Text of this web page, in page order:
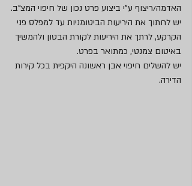
האדמה/ריצוף ע"י ביצוע פרט נכון של חיפוי המצ"ב.
יש לחתוך את היריעות הביטומניות עד למפלס פני
הקרקע, לרתך את היריעות לקורת הבטון ולהמשיך
באיטום צמנטי, כמתואר בפרט.
יש להשלים חיפוי אבן ראשונה היקפית בכל קירות
הדירה.